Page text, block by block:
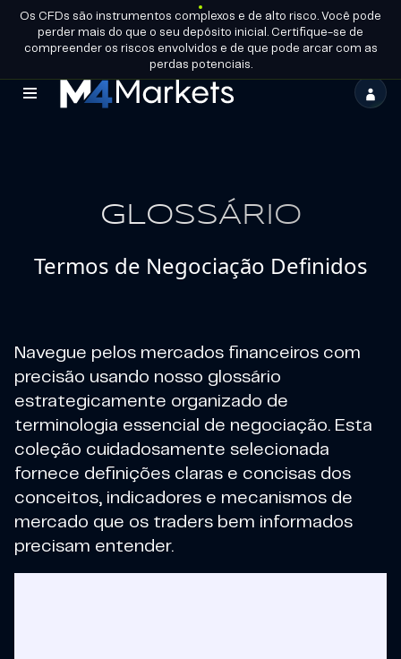
LICENÇAS DO GRUPO
PT-
BR
TORNE-SE
UM
PARCEIRO
Os CFDs são instrumentos complexos e de alto risco. Você pode
perder mais do que o seu depósito inicial. Certifique-se de
compreender os riscos envolvidos e de que pode arcar com as
perdas potenciais.
M4Markets
Trading
Broker
GLOSSÁRIO
Termos de Negociação Definidos
Navegue pelos mercados financeiros com
precisão usando nosso glossário
estrategicamente organizado de
terminologia essencial de negociação. Esta
coleção cuidadosamente selecionada
fornece definições claras e concisas dos
conceitos, indicadores e mecanismos de
mercado que os traders bem informados
precisam entender.